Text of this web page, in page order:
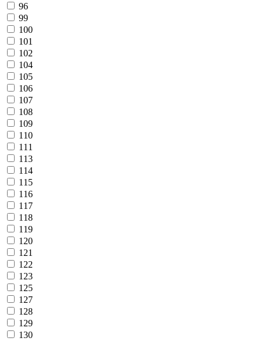
96
99
100
101
102
104
105
106
107
108
109
110
111
113
114
115
116
117
118
119
120
121
122
123
125
127
128
129
130